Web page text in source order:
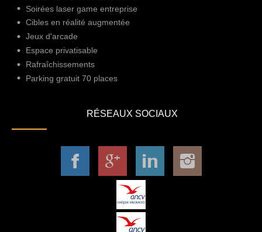
Soirées laser game entreprise
Cibles en réalité augmentée
Jeux d'arcade
Espace privatisable
Rafraîchissements
Parking gratuit 70 places
RÉSEAUX SOCIAUX